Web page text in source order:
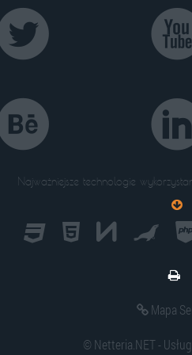
Najważniejsze technologie
Mapa
© Netteria.NET -